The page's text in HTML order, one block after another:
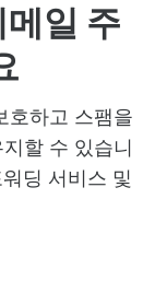
일 주
호하고 스팸을
할 수 있습니
딩 서비스 및